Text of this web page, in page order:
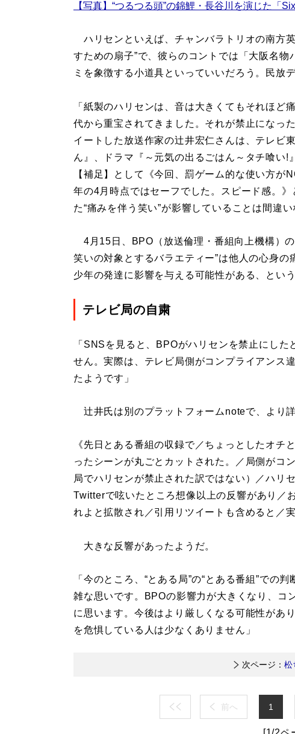
【写真】“つるつる頭”の錦鯉・長谷川を演じた「
ハリセンといえば、チャンバラトリオの南方
すための扇子”で、彼らのコントでは「大阪名
ミを象徴する小道具といっていいだろう。民放
「紙製のハリセンは、音は大きくてもそれほど
代から重宝されてきました。それが禁止になっ
イートした放送作家の辻井宏仁さんは、テレビ
ん』、ドラマ『～元気の出るごはん～タチ喰い
【補足】として《今回、罰ゲーム的な使い方が
年の4月時点ではセーフでした。スピード感。
た“痛みを伴う笑い”が影響していることは間違い
4月15日、BPO（放送倫理・番組向上機構）
笑いの対象とするバラエティー”は他人の心身
少年の発達に影響を与える可能性がある、とい
テレビ局の自粛
「SNSを見ると、BPOがハリセンを禁止にし
せん。実際は、テレビ局側がコンプライアンス
たようです」
辻井氏は別のプラットフォームnoteで、より詳
《先日とある番組の収録で／ちょっとしたオチ
ったシーンが丸ごとカットされた。／局側がコ
局でハリセンが禁止された訳ではない）／ハリ
Twitterで呟いたところ想像以上の反響があり／
れよと拡散され／引用リツイートも含めると／
大きな反響があったようだ。
「今のところ、“とある局”の“とある番組”での
雑な思いです。BPOの影響力が大きくなり、コ
に思います。今後はより厳しくなる可能性があ
を危惧している人は少なくありません」
次ページ： 松
前へ 1